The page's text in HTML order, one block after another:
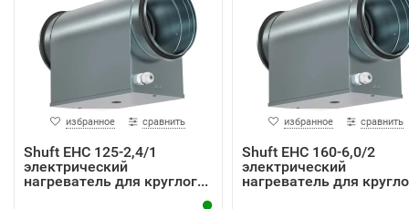
избранное сравнить
Shuft EHC 125-2,4/1
электрический
нагреватель для круглог...
избранное сравнить
Shuft EHC 160-6,0/2
электрический
нагреватель для